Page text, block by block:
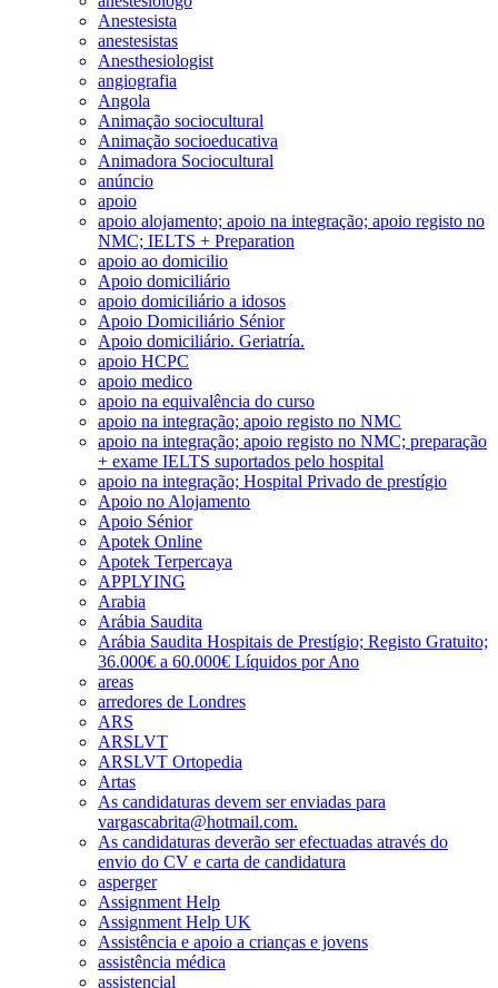
Anestesista
anestesistas
Anesthesiologist
angiografia
Angola
Animação sociocultural
Animação socioeducativa
Animadora Sociocultural
anúncio
apoio
apoio alojamento; apoio na integração; apoio registo no
NMC; IELTS + Preparation
apoio ao domicilio
Apoio domiciliário
apoio domiciliário a idosos
Apoio Domiciliário Sénior
Apoio domiciliário. Geriatría.
apoio HCPC
apoio medico
apoio na equivalência do curso
apoio na integração; apoio registo no NMC
apoio na integração; apoio registo no NMC; preparação
+ exame IELTS suportados pelo hospital
apoio na integração; Hospital Privado de prestígio
Apoio no Alojamento
Apoio Sénior
Apotek Online
Apotek Terpercaya
APPLYING
Arabia
Arábia Saudita
Arábia Saudita Hospitais de Prestígio; Registo Gratuito;
36.000€ a 60.000€ Líquidos por Ano
areas
arredores de Londres
ARS
ARSLVT
ARSLVT Ortopedia
Artas
As candidaturas devem ser enviadas para
vargascabrita@hotmail.com.
As candidaturas deverão ser efectuadas através do
envio do CV e carta de candidatura
asperger
Assignment Help
Assignment Help UK
Assistência e apoio a crianças e jovens
assistência médica
assistencial